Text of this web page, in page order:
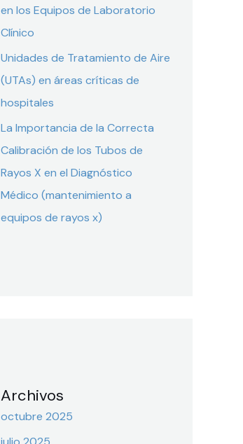
en los Equipos de Laboratorio
Clínico
Unidades de Tratamiento de Aire
(UTAs) en áreas críticas de
hospitales
La Importancia de la Correcta
Calibración de los Tubos de
Rayos X en el Diagnóstico
Médico (mantenimiento a
equipos de rayos x)
Archivos
octubre 2025